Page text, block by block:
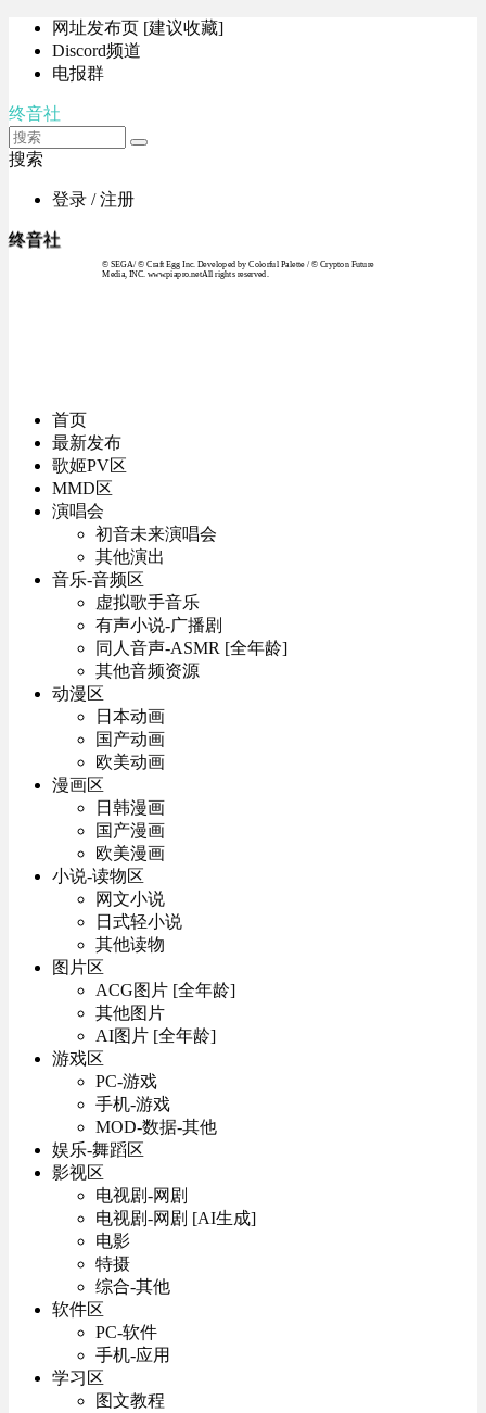
网址发布页 [建议收藏]
Discord频道
电报群
终音社
搜索
登录 / 注册
终音社
© SEGA / © Craft Egg Inc. Developed by Colorful Palette / © Crypton Future
Media, INC. www.piapro.netAll rights reserved.
首页
最新发布
歌姬PV区
MMD区
演唱会
初音未来演唱会
其他演出
音乐-音频区
虚拟歌手音乐
有声小说-广播剧
同人音声-ASMR [全年龄]
其他音频资源
动漫区
日本动画
国产动画
欧美动画
漫画区
日韩漫画
国产漫画
欧美漫画
小说-读物区
网文小说
日式轻小说
其他读物
图片区
ACG图片 [全年龄]
其他图片
AI图片 [全年龄]
游戏区
PC-游戏
手机-游戏
MOD-数据-其他
娱乐-舞蹈区
影视区
电视剧-网剧
电视剧-网剧 [AI生成]
电影
特摄
综合-其他
软件区
PC-软件
手机-应用
学习区
图文教程